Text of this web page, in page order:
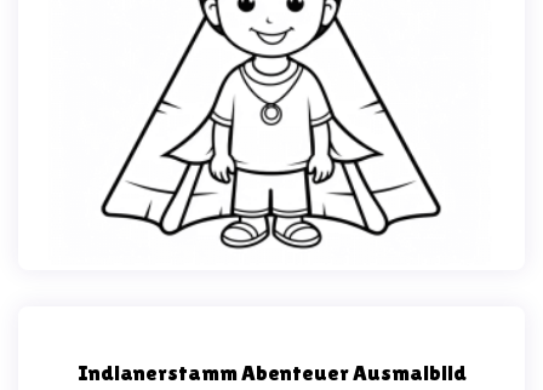
Indianerstamm Abenteuer Ausmalbild